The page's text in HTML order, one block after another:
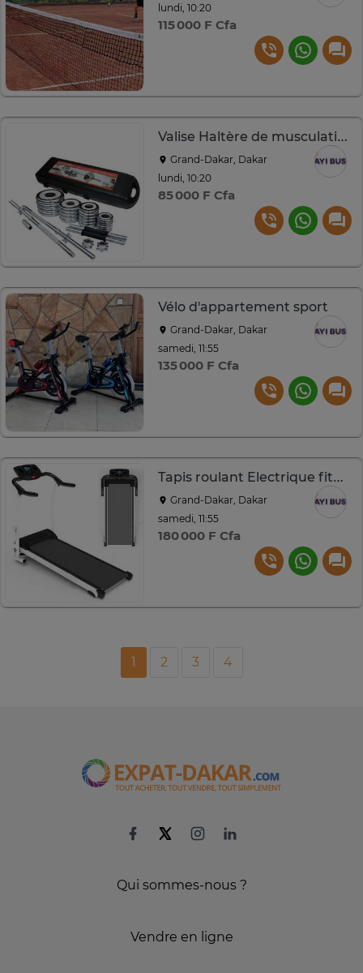
lundi, 10:20
115 000 F Cfa
Valise Haltère de musculation 50kg
Grand-Dakar, Dakar
lundi, 10:20
85 000 F Cfa
Vélo d'appartement sport
Grand-Dakar, Dakar
samedi, 11:55
135 000 F Cfa
Tapis roulant Electrique fitness pour maison
Grand-Dakar, Dakar
samedi, 11:55
180 000 F Cfa
1 2 3 4
Qui sommes-nous ?
Vendre en ligne